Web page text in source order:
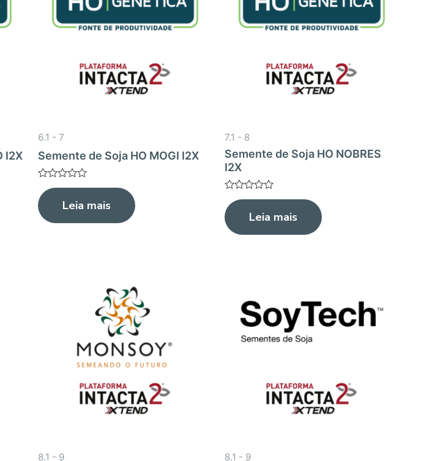
I2X
6.1 - 7
Semente de Soja HO MOGI I2X
Avaliação
0
de
5
Leia mais
7.1 - 8
Semente de Soja HO NOBRES
I2X
Avaliação
0
de
5
Leia mais
8.1 - 9 8.1 - 9